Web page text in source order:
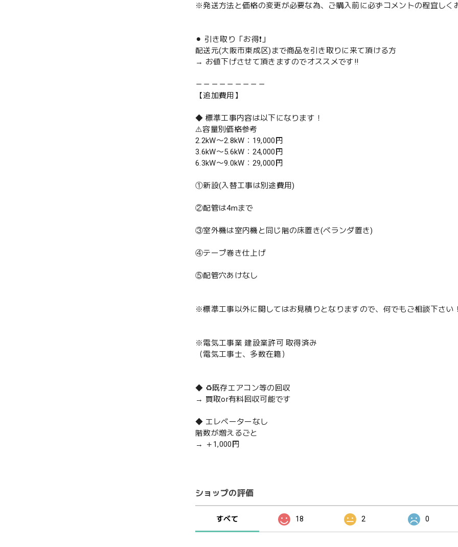
※発送方法と価格の変更が必要な為、ご購入前に必ずコメントの程宜しく
⚫︎ 引き取り「お得❗️」
配送元(大阪市東成区)まで商品を引き取りに来て頂ける方
→ お値下げさせて頂きますのでオススメです‼️
－－－－－－－－－
【追加費用】
◆ 標準工事内容は以下になります！
⚠️容量別価格参考
2.2kW〜2.8kW：19,000円
3.6kW〜5.6kW：24,000円
6.3kW〜9.0kW：29,000円
①新設(入替工事は別途費用)
②配管は4mまで
③室外機は室内機と同じ階の床置き(ベランダ置き)
④テープ巻き仕上げ
⑤配管穴あけなし
※標準工事以外に関してはお見積りとなりますので、何でもご相談下さい
※電気工事業 建設業許可 取得済み
（電気工事士、多数在籍）
◆ ♻️既存エアコン等の回収
→ 買取or有料回収可能です
◆ エレベーターなし
階数が増えるごと
→ ＋1,000円
ショップの評価
すべて 18 2 0